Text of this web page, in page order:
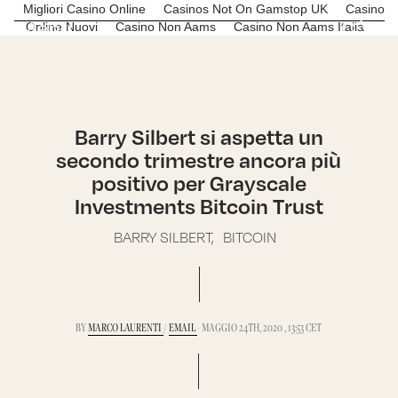
Migliori Casino Online Casinos Not On Gamstop UK
Casino
Online Nuovi
Casino Non Aams Casino Non Aams Italia
Menu C*R
Barry Silbert si aspetta un
secondo trimestre ancora più
positivo per Grayscale
Investments Bitcoin Trust
BARRY SILBERT, BITCOIN
BYMARCO LAURENTI /EMAIL- MAGGIO 24TH, 2020 , 13:53 CET